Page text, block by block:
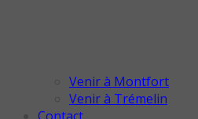
Venir à Montfort
Venir à Trémelin